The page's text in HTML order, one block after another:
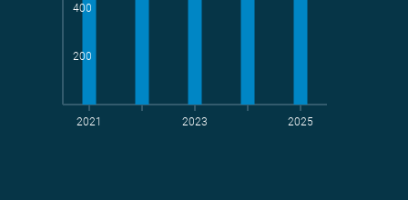
-Vermeidung
2021 2023 2025
200
400